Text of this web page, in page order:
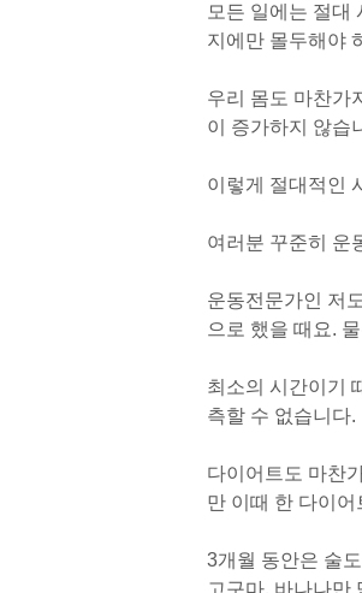
모든 일에는 절대
지에만 몰두해야
우리 몸도 마찬가
이 증가하지 않습
이렇게 절대적인
여러분 꾸준히 운
운동전문가인 저
으로 했을 때요.
최소의 시간이기
측할 수 없습니다.
다이어트도 마찬
만 이때 한 다이
3개월 동안은 술